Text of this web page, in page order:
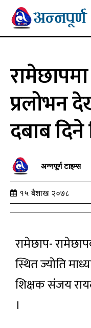
प्रलोभन
दबाब दिने
अन्नपूर्ण टाइम्स
१५ बैशाख २०७८
रामेछाप-
स्थित ज्योति
शिक्षक संजय
।